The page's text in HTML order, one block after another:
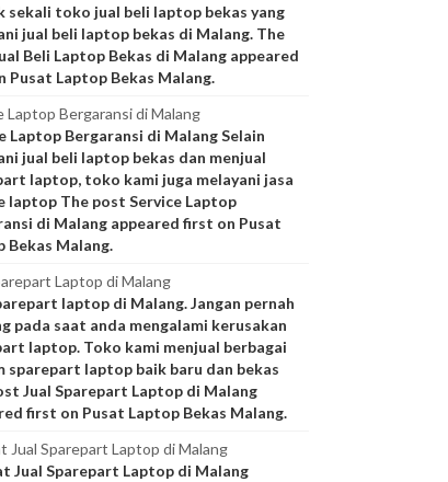
sekali toko jual beli laptop bekas yang
jual beli laptop bekas di Malang. The
Beli Laptop Bekas di Malang appeared
Pusat Laptop Bekas Malang.
Laptop Bergaransi di Malang
Laptop Bergaransi di Malang Selain
jual beli laptop bekas dan menjual
laptop, toko kami juga melayani jasa
laptop The post Service Laptop
di Malang appeared first on Pusat
Bekas Malang.
Laptop di Malang
laptop di Malang. Jangan pernah
pada saat anda mengalami kerusakan
laptop. Toko kami menjual berbagai
sparepart laptop baik baru dan bekas
Jual Sparepart Laptop di Malang
first on Pusat Laptop Bekas Malang.
Jual Sparepart Laptop di Malang
Jual Sparepart Laptop di Malang